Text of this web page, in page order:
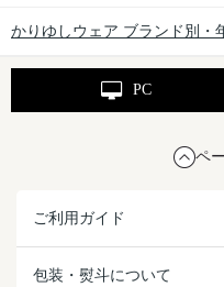
かりゆしウェア ブランド別・
PC
ペ
ご利用ガイド
包装・熨斗について